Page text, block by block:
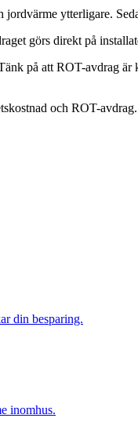
ytterligare.
görs direkt på
på att ROT-avdrag
och ROT-avdrag.
din besparing.
inomhus.